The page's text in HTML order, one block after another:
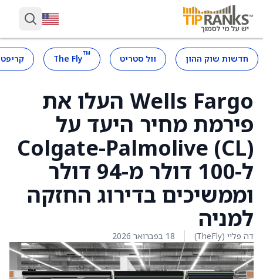
חדשות שוק ההון וול סטריט ™
The Fly
Wells Fargo העלו את
פירמת מחיר היעד על
Colgate-Palmolive (CL)
ל-100 דולר מ-94 דולר
וממשיכים בדירוג החזקה
למניה
דה פליי (TheFly) 18 בפברואר 2026